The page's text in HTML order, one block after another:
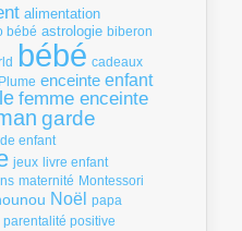
alimentation
bébé astrologie biberon
bébé cadeaux
enceinte enfant
femme enceinte
garde
enfant
jeux livre enfant
maternité Montessori
Noël papa
parentalité positive